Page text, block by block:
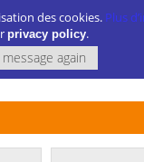
des cookies. Plus
privacy policy.